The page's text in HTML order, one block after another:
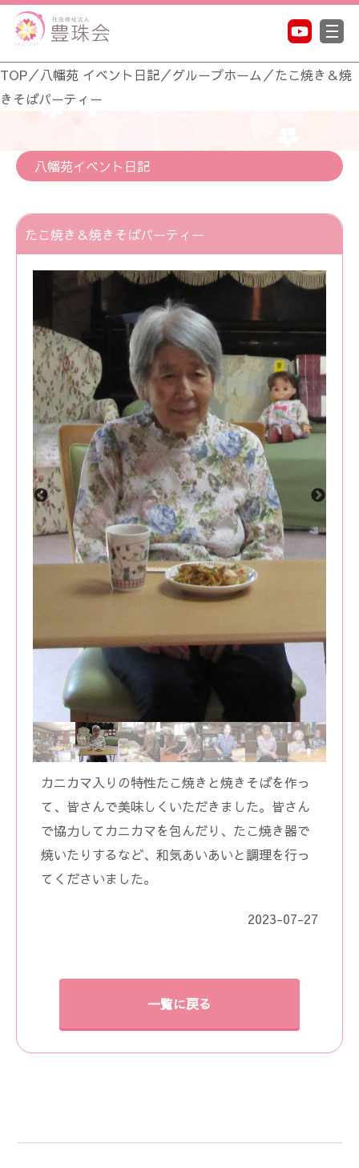
TOP／八幡苑 イベント日記／グループホーム ／たこ焼き＆焼
きそばパーティー
八幡苑イベント日記
たこ焼き＆焼きそばパーティー
カニカマ入りの特性たこ焼きと焼きそばを作っ
て、皆さんで美味しくいただきました。皆さん
で協力してカニカマを包んだり、たこ焼き器で
焼いたりするなど、和気あいあいと調理を行っ
てくださいました。
2023-07-27
一覧に戻る